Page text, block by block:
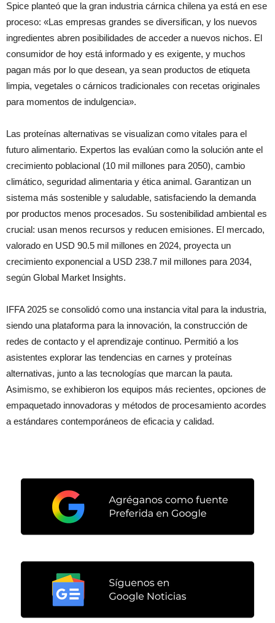
Spice planteó que la gran industria cárnica chilena ya está en ese
proceso: «Las empresas grandes se diversifican, y los nuevos
ingredientes abren posibilidades de acceder a nuevos nichos. El
consumidor de hoy está informado y es exigente, y muchos
pagan más por lo que desean, ya sean productos de etiqueta
limpia, vegetales o cárnicos tradicionales con recetas originales
para momentos de indulgencia».
Las proteínas alternativas se visualizan como vitales para el
futuro alimentario. Expertos las evalúan como la solución ante el
crecimiento poblacional (10 mil millones para 2050), cambio
climático, seguridad alimentaria y ética animal. Garantizan un
sistema más sostenible y saludable, satisfaciendo la demanda
por productos menos procesados. Su sostenibilidad ambiental es
crucial: usan menos recursos y reducen emisiones. El mercado,
valorado en USD 90.5 mil millones en 2024, proyecta un
crecimiento exponencial a USD 238.7 mil millones para 2034,
según Global Market Insights.
IFFA 2025 se consolidó como una instancia vital para la industria,
siendo una plataforma para la innovación, la construcción de
redes de contacto y el aprendizaje continuo. Permitió a los
asistentes explorar las tendencias en carnes y proteínas
alternativas, junto a las tecnologías que marcan la pauta.
Asimismo, se exhibieron los equipos más recientes, opciones de
empaquetado innovadoras y métodos de procesamiento acordes
a estándares contemporáneos de eficacia y calidad.